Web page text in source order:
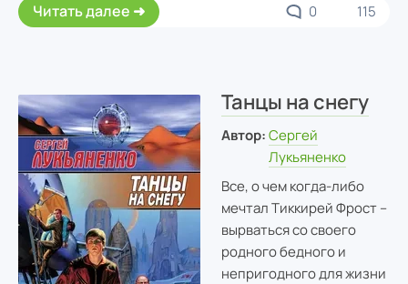
Читать далее 0 115
Танцы на снегу
Автор: Сергей
Лукьяненко
Все, о чем когда-либо
мечтал Тиккирей Фрост –
вырваться со своего
родного бедного и
непригодного для жизни